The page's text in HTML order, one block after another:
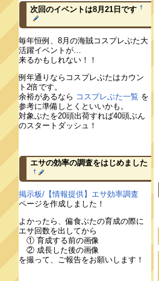
次回のイベントは8月21日です †
毎年恒例、8月の海賊コスプレぶた大
活躍イベントが…
来るかもしれない！！
例年通りならコスプレぶたはカウン
ト2倍です。
余裕があるなら コスプレぶた一覧 を
参考に準備しとくといいかも。
対象ぶたを20頭出荷すれば40頭ぶん
のスタートダッシュ！
エサの効率の調査をはじめました
†
掲示板/【情報提供】エサ効率調査
ページを作成しました！
よかったら、偏食ぶたの育成の際に
エサ回数を出してから
① 育成する前の画像
② 成長した後の画像
を撮って、ご報告をお願いします！